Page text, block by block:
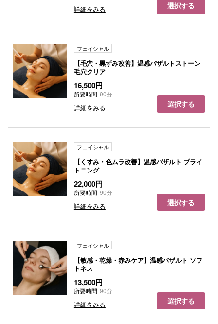
詳細をみる 選択する
フェイシャル
【毛穴・黒ずみ改善】温感バザルトストーン
毛穴クリア
16,500円
所要時間 90分
詳細をみる 選択する
フェイシャル
【くすみ・色ムラ改善】温感バザルト ブライ
トニング
22,000円
所要時間 90分
詳細をみる 選択する
フェイシャル
【敏感・乾燥・赤みケア】温感バザルト ソフ
トネス
13,500円
所要時間 90分
詳細をみる 選択する